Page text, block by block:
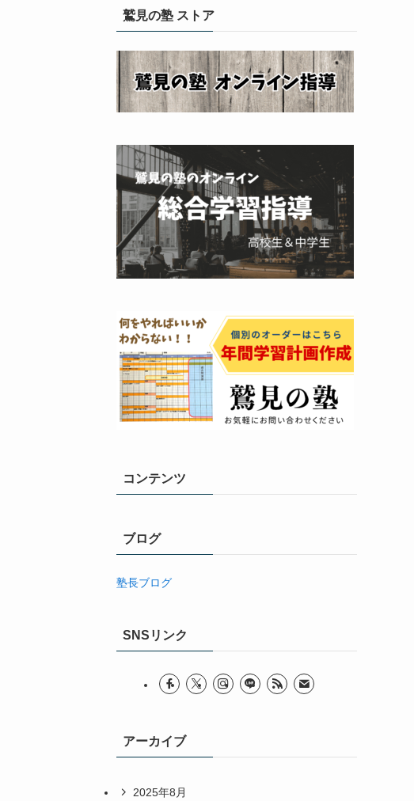
鷲見の塾 ストア
コンテンツ
ブログ
塾長ブログ
SNSリンク
アーカイブ
2025年8月